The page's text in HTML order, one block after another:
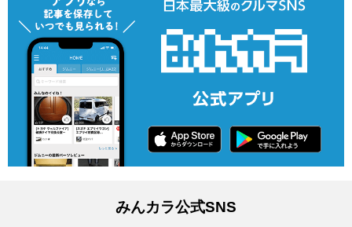
みんカラ公式SNS